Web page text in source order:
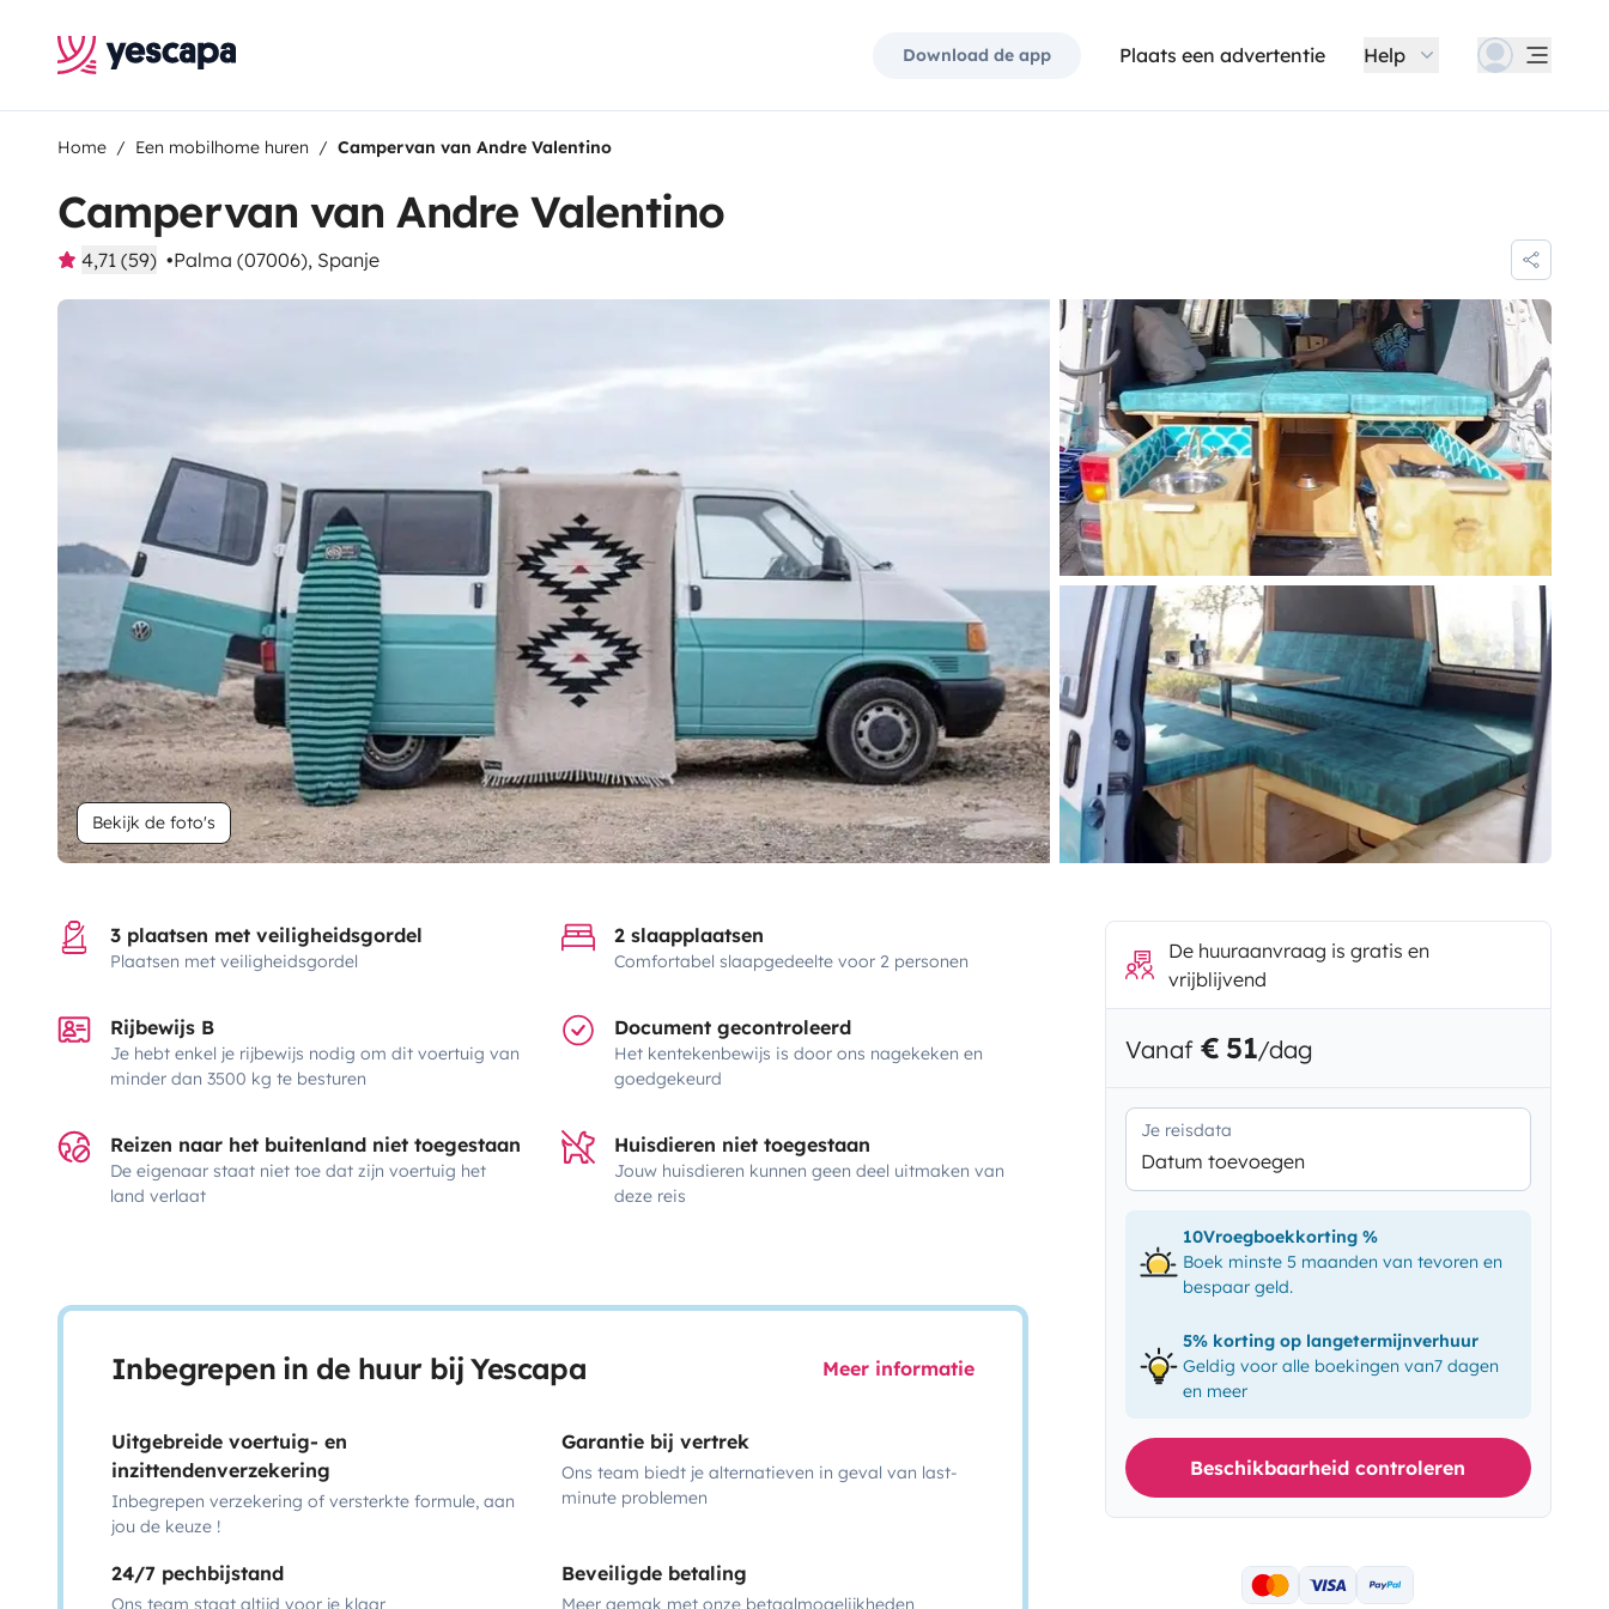
Download de app Plaats een advertentie Help
Home Een mobilhome huren Campervan van Andre Valentino
Campervan van Andre Valentino
4,71 (59) Palma (07006), Spanje
Bekijk de foto's
3 plaatsen met veiligheidsgordel
Plaatsen met veiligheidsgordel
2 slaapplaatsen
Comfortabel slaapgedeelte voor 2 personen
Rijbewijs B
Je hebt enkel je rijbewijs nodig om dit voertuig van
minder dan 3500 kg te besturen
Document gecontroleerd
Het kentekenbewijs is door ons nagekeken en
goedgekeurd
Reizen naar het buitenland niet toegestaan
De eigenaar staat niet toe dat zijn voertuig het
land verlaat
Huisdieren niet toegestaan
Jouw huisdieren kunnen geen deel uitmaken van
deze reis
Inbegrepen in de huur bij Yescapa Meer informatie
Uitgebreide voertuig- en
inzittendenverzekering
Inbegrepen verzekering of versterkte formule, aan
jou de keuze !
Garantie bij vertrek
Ons team biedt je alternatieven in geval van last-
minute problemen
24/7 pechbijstand
Ons team staat altijd voor je klaar
Beveiligde betaling
Meer gemak met onze betaalmogelijkheden
De huuraanvraag is gratis en
vrijblijvend
Vanaf € 51/dag
Je reisdata
Datum toevoegen
10Vroegboekkorting %
Boek minste 5 maanden van tevoren en
bespaar geld.
5% korting op langetermijnverhuur
Geldig voor alle boekingen van7 dagen
en meer
Beschikbaarheid controleren